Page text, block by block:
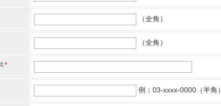
（全角）
（全角）
例：03-xxxx-0000（半角）